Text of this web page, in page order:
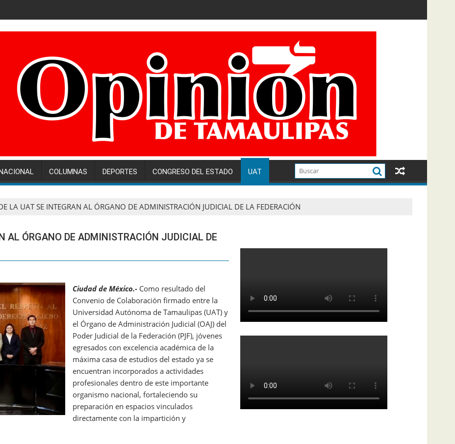
COLUMNAS DEPORTES CONGRESO DEL ESTADO UAT
LA UAT SE INTEGRAN AL ÓRGANO DE ADMINISTRACIÓN JUDICIAL DE LA FEDERACIÓN
AL ÓRGANO DE ADMINISTRACIÓN JUDICIAL DE
Ciudad de México.- Como resultado del
Convenio de Colaboración firmado entre la
Universidad Autónoma de Tamaulipas (UAT) y
el Órgano de Administración Judicial (OAJ) del
Poder Judicial de la Federación (PJF), jóvenes
egresados con excelencia académica de la
máxima casa de estudios del estado ya se
encuentran incorporados a actividades
profesionales dentro de este importante
organismo nacional, fortaleciendo su
preparación en espacios vinculados
directamente con la impartición y